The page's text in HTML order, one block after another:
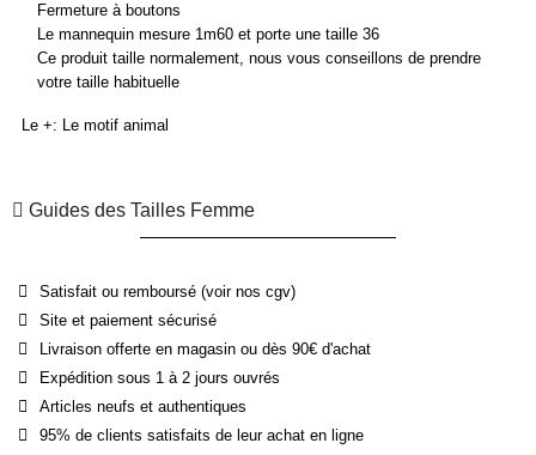
Fermeture à boutons
Le mannequin mesure 1m60 et porte une taille 36
Ce produit taille normalement, nous vous conseillons de prendre
votre taille habituelle
Le +: Le motif animal
Guides des Tailles Femme
Satisfait ou remboursé (voir nos cgv)
Site et paiement sécurisé
Livraison offerte en magasin ou dès 90€ d'achat
Expédition sous 1 à 2 jours ouvrés
Articles neufs et authentiques
95% de clients satisfaits de leur achat en ligne